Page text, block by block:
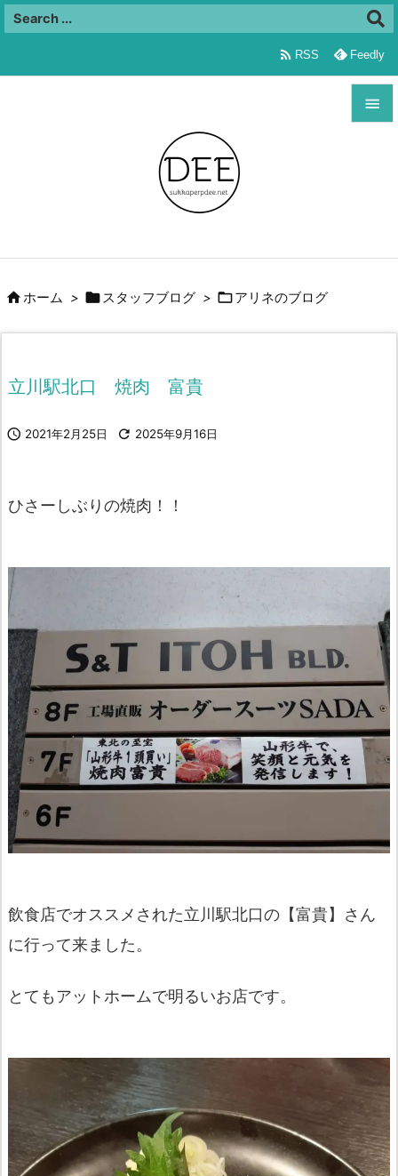

前へ

 RSS Feedly
ホーム > スタッフブログ > アリネのブログ
立川駅北口 焼肉 富貴
 2021年2月25日  2025年9月16日
ひさーしぶりの焼肉！！
飲食店でオススメされた立川駅北口の【富貴】さん
に行って来ました。
とてもアットホームで明るいお店です。